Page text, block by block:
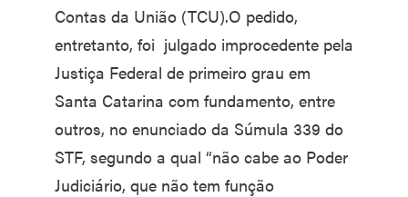
Contas da União (TCU).O pedido,
entretanto, foi julgado improcedente pela
Justiça Federal de primeiro grau em
Santa Catarina com fundamento, entre
outros, no enunciado da Súmula 339 do
STF, segundo a qual “não cabe ao Poder
Judiciário, que não tem função